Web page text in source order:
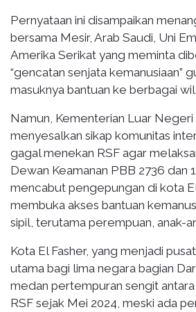
Pernyataan ini disampaikan
bersama Mesir, Arab Saudi, Uni
Amerika Serikat yang meminta
“gencatan senjata kemanusiaan”
masuknya bantuan ke berbagai
Namun, Kementerian Luar Negeri
menyesalkan sikap komunitas
gagal menekan RSF agar
Dewan Keamanan PBB 2736 dan
mencabut pengepungan di kota
membuka akses bantuan
sipil, terutama perempuan, anak-
Kota El Fasher, yang menjadi
utama bagi lima negara bagian
medan pertempuran sengit
RSF sejak Mei 2024, meski ada